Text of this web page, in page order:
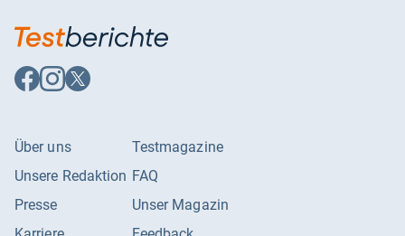
Auf
Facebook
Auf
Instagram
Auf
X
Über uns
Unsere Redaktion
Presse
Testmagazine
FAQ
Unser Magazin